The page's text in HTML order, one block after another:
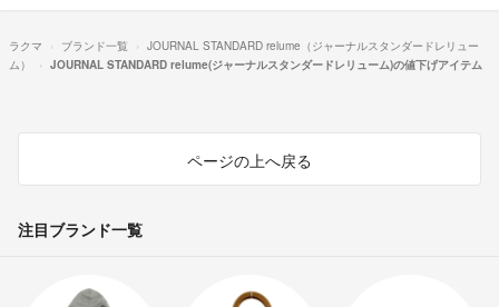
ラクマ ブランド一覧
JOURNAL STANDARD relume（ジャーナルスタンダードレリュー
ム）
JOURNAL STANDARD relume(ジャーナルスタンダードレリューム)の値下げアイテム
ページの上へ戻る
注目ブランド一覧